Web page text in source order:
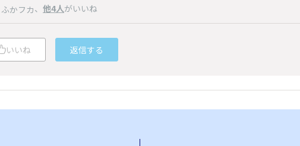
ふかフカ、 他4人がいいね
いいね 返信する